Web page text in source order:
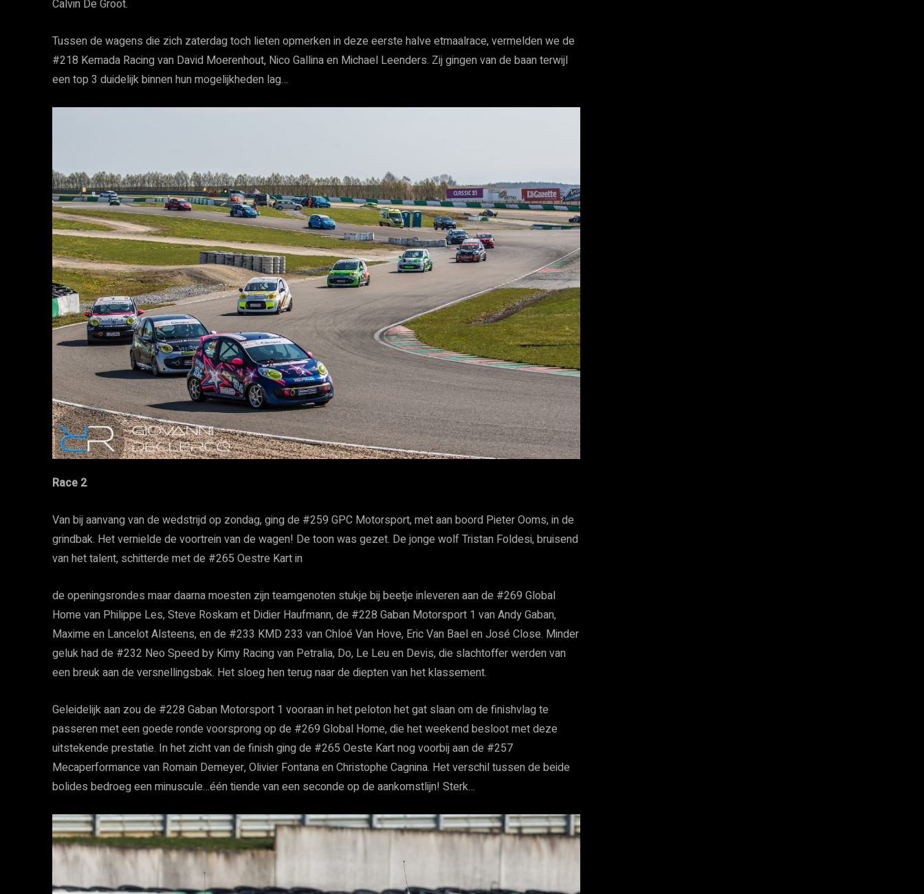
Calvin De Groot.
Tussen de wagens die zich zaterdag toch lieten opmerken in deze eerste halve etmaalrace, vermelden we de
#218 Kemada Racing van David Moerenhout, Nico Gallina en Michael Leenders. Zij gingen van de baan terwijl
een top 3 duidelijk binnen hun mogelijkheden lag…
Race 2
Van bij aanvang van de wedstrijd op zondag, ging de #259 GPC Motorsport, met aan boord Pieter Ooms, in de
grindbak. Het vernielde de voortrein van de wagen! De toon was gezet. De jonge wolf Tristan Foldesi, bruisend
van het talent, schitterde met de #265 Oestre Kart in
de openingsrondes maar daarna moesten zijn teamgenoten stukje bij beetje inleveren aan de #269 Global
Home van Philippe Les, Steve Roskam et Didier Haufmann, de #228 Gaban Motorsport 1 van Andy Gaban,
Maxime en Lancelot Alsteens, en de #233 KMD 233 van Chloé Van Hove, Eric Van Bael en José Close. Minder
geluk had de #232 Neo Speed by Kimy Racing van Petralia, Do, Le Leu en Devis, die slachtoffer werden van
een breuk aan de versnellingsbak. Het sloeg hen terug naar de diepten van het klassement.
Geleidelijk aan zou de #228 Gaban Motorsport 1 vooraan in het peloton het gat slaan om de finishvlag te
passeren met een goede ronde voorsprong op de #269 Global Home, die het weekend besloot met deze
uitstekende prestatie. In het zicht van de finish ging de #265 Oeste Kart nog voorbij aan de #257
Mecaperformance van Romain Demeyer, Olivier Fontana en Christophe Cagnina. Het verschil tussen de beide
bolides bedroeg een minuscule…één tiende van een seconde op de aankomstlijn! Sterk…